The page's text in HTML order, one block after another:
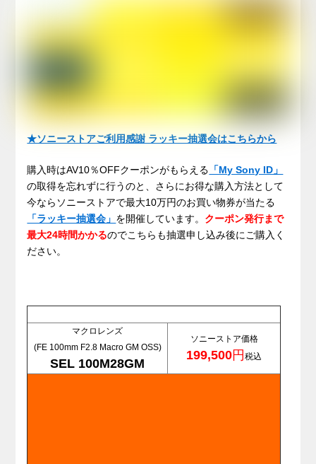
★ソニーストアご利用感謝 ラッキー抽選会はこちらから
購入時はAV10％OFFクーポンがもらえる 「My Sony ID」
の取得を忘れずに行うのと、さらにお得な購入方法として
今ならソニーストアで最大10万円のお買い物券が当たる
「ラッキー抽選会」 を開催しています。 クーポン発行まで
最大24時間かかるのでこちらも抽選申し込み後にご購入く
ださい。
マクロレンズ
(FE 100mm F2.8 Macro GM OSS)
SEL 100M28GM
ソニーストア価格
199,500円税込